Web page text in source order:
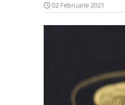
Bluze si hanorace bărbați
02 Februarie 2021